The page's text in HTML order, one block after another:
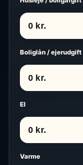
Boliglån / ejerudgift
El
Varme